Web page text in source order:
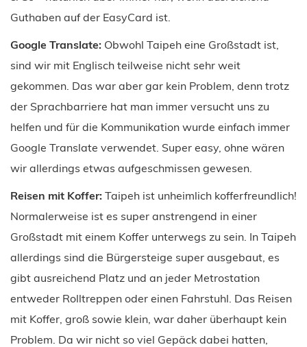
Guthaben auf der EasyCard ist.
Google Translate: Obwohl Taipeh eine Großstadt ist,
sind wir mit Englisch teilweise nicht sehr weit
gekommen. Das war aber gar kein Problem, denn trotz
der Sprachbarriere hat man immer versucht uns zu
helfen und für die Kommunikation wurde einfach immer
Google Translate verwendet. Super easy, ohne wären
wir allerdings etwas aufgeschmissen gewesen.
Reisen mit Koffer: Taipeh ist unheimlich kofferfreundlich!
Normalerweise ist es super anstrengend in einer
Großstadt mit einem Koffer unterwegs zu sein. In Taipeh
allerdings sind die Bürgersteige super ausgebaut, es
gibt ausreichend Platz und an jeder Metrostation
entweder Rolltreppen oder einen Fahrstuhl. Das Reisen
mit Koffer, groß sowie klein, war daher überhaupt kein
Problem. Da wir nicht so viel Gepäck dabei hatten,